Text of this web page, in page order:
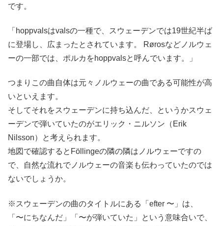
です。
「hoppvalsはvalsの一種で、スウェーデンでは19世紀半ば
に登場し、広まったとされています。 Rørosなどノルウェ
ーの一部では、ポルカをhoppvalsと呼んでいます。」
つまりこの曲自体は元々ノルウェーの曲である可能性が高
いといえます。
そしてそれをスウェーデンに持ち込んだ、というかスウェ
ーデンで弾いていたのがエリック・ニルソン（Erik
Nilsson）と考えられます。
地図で確認するとFöllingeの隣の隣はノルウェーですの
で、自然な流れでノルウェーの音楽も伝わっていたのでは
ないでしょうか。
※スウェーデンの曲のタイトルにある「efter 〜」は、
「〜にちなんだ」「〜が弾いていた」という意味合いで、